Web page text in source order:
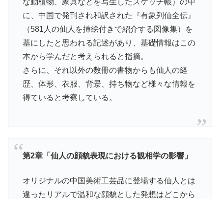
に、中国で発刊され和訳された『有象列仙全伝』
（581人の仙人を挿絵付きで紹介する図像集）を
基にしたと思われる記述があり、基礎情報はこの
本から学んだと考えられると指摘。
さらに、それ以外の数冊の書物からも仙人の経
歴、体形、衣服、背景、持ち物など様々な情報を
得ていると考察している。
第2章「仙人の顔貌表現における観相学の影響」
オリジナルの中国美術工芸品に登場する仙人とは
違ったリアルで温和な顔貌とした発想はどこから